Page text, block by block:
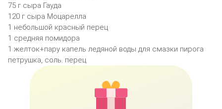
75 г сыра Гауда
120 г сыра Моцарелла
1 небольшой красный перец
1 средняя помидора
1 желток+пару капель ледяной воды для смазки пирога
петрушка, соль. перец